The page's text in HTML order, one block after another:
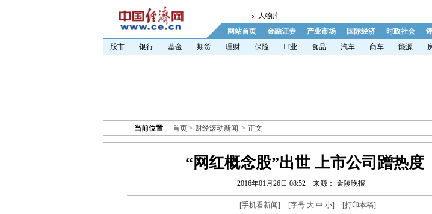
人物库
网站首页
金融证券 产业市场 国际经济 时政社会
股市
银行 基金 期货 理财 保险 IT业 食品 汽车 商车 能源
当前位置 首页 > 财经滚动新闻 > 正文
“网红概念股”出世 上市公司蹭热度
2016年01月26日 08:52 来源： 金陵晚报
[手机看新闻] [字号 大 中 小] [打印本稿]